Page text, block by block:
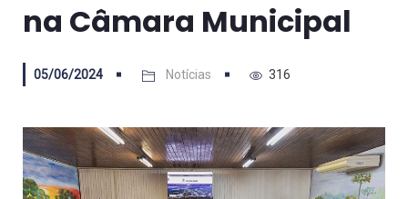
na Câmara Municipal
05/06/2024 Notícias 316